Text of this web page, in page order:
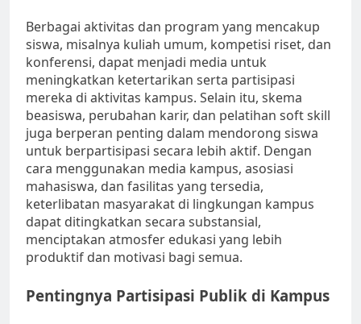
Berbagai aktivitas dan program yang mencakup
siswa, misalnya kuliah umum, kompetisi riset, dan
konferensi, dapat menjadi media untuk
meningkatkan ketertarikan serta partisipasi
mereka di aktivitas kampus. Selain itu, skema
beasiswa, perubahan karir, dan pelatihan soft skill
juga berperan penting dalam mendorong siswa
untuk berpartisipasi secara lebih aktif. Dengan
cara menggunakan media kampus, asosiasi
mahasiswa, dan fasilitas yang tersedia,
keterlibatan masyarakat di lingkungan kampus
dapat ditingkatkan secara substansial,
menciptakan atmosfer edukasi yang lebih
produktif dan motivasi bagi semua.
Pentingnya Partisipasi Publik di Kampus